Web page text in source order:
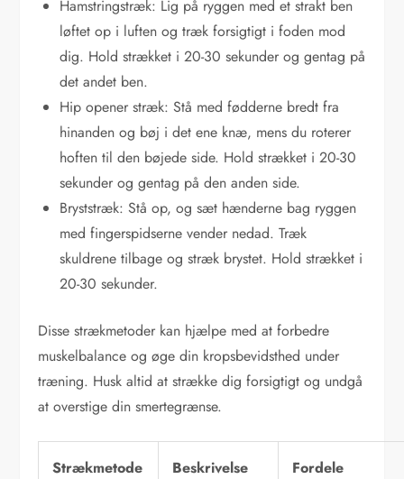
Hamstringstræk: Lig på ryggen med et strakt ben
løftet op i luften og træk forsigtigt i foden mod
dig. Hold strækket i 20-30 sekunder og gentag på
det andet ben.
Hip opener stræk: Stå med fødderne bredt fra
hinanden og bøj i det ene knæ, mens du roterer
hoften til den bøjede side. Hold strækket i 20-30
sekunder og gentag på den anden side.
Bryststræk: Stå op, og sæt hænderne bag ryggen
med fingerspidserne vender nedad. Træk
skuldrene tilbage og stræk brystet. Hold strækket i
20-30 sekunder.
Disse strækmetoder kan hjælpe med at forbedre
muskelbalance og øge din kropsbevidsthed under
træning. Husk altid at strække dig forsigtigt og undgå
at overstige din smertegrænse.
Strækmetode Beskrivelse Fordele